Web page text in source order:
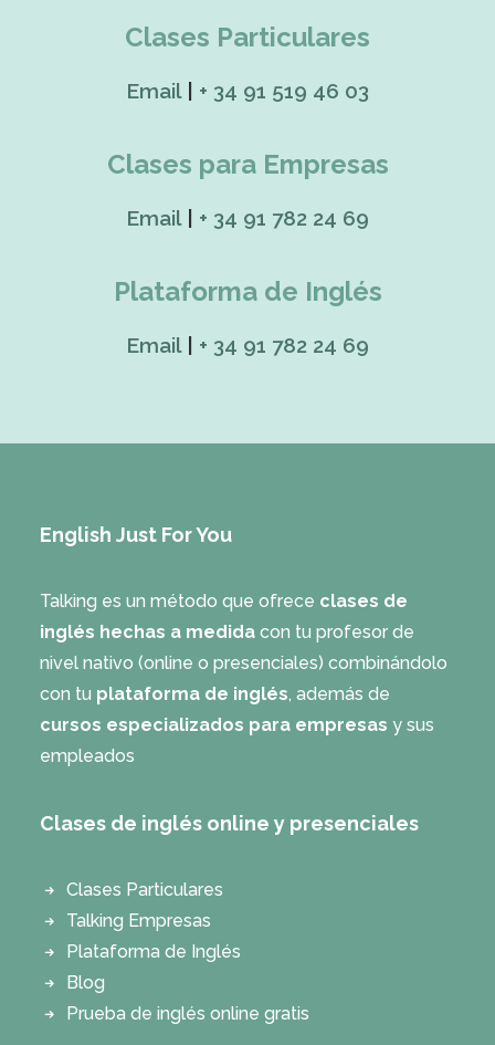
Clases Particulares
Email| + 34 91 519 46 03
Clases para Empresas
Email| + 34 91 782 24 69
Plataforma de Inglés
Email| + 34 91 782 24 69
English Just For You
Talking es un método que ofrece clases de
inglés hechas a medida con tu profesor de
nivel nativo (online o presenciales) combinándolo
con tu plataforma de inglés, además de
cursos especializados para empresas y sus
empleados
Clases de inglés online y presenciales
Clases Particulares
Talking Empresas
Plataforma de Inglés
Blog
Prueba de inglés online gratis